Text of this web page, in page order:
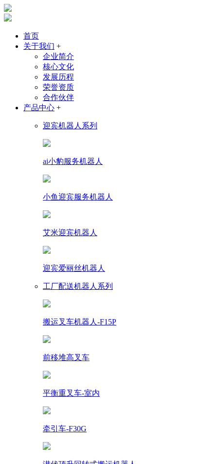
首页
关于我们 +
企业简介
核心文化
发展历程
荣誉资质
合作伙伴
产品中心 +
迎宾机器人系列
ai小豹服务机器人
小鱼迎宾服务机器人
艾米迎宾机器人
迎宾爱丽丝机器人
工厂配送机器人系列
搬运叉车机器人-F15P
前移堆高叉车
平衡重叉车-室内
牵引车-F30G